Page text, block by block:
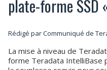
plate-forme SSD
Rédigé par Communiqué de
La mise à niveau de
forme Teradata IntelliBase